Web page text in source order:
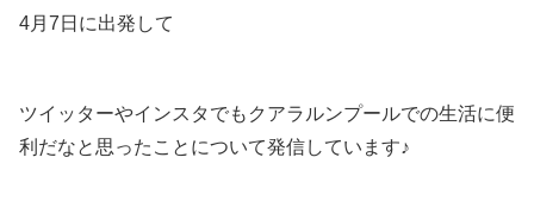
4月7日に出発して
ツイッターやインスタでもクアラルンプールでの生活に便
利だなと思ったことについて発信しています♪